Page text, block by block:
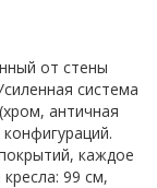
от стены
система
античная
каждое
99 см,